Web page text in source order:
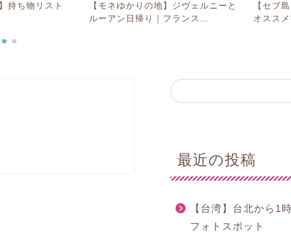
持ち物リスト
【モネゆかりの地】ジヴェルニーと
ルーアン日帰り｜フランス...
【セブ
オスス
最近の投稿
【台湾】台北から1
フォトスポット